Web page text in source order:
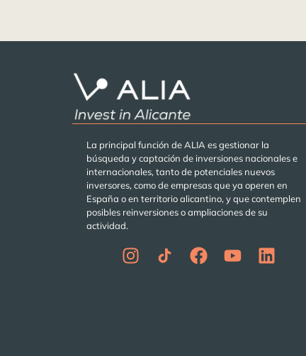
La principal función de ALIA es gestionar la
búsqueda y captación de inversiones nacionales e
internacionales, tanto de potenciales nuevos
inversores, como de empresas que ya operen en
España o en territorio alicantino, y que contemplen
posibles reinversiones o ampliaciones de su
actividad.